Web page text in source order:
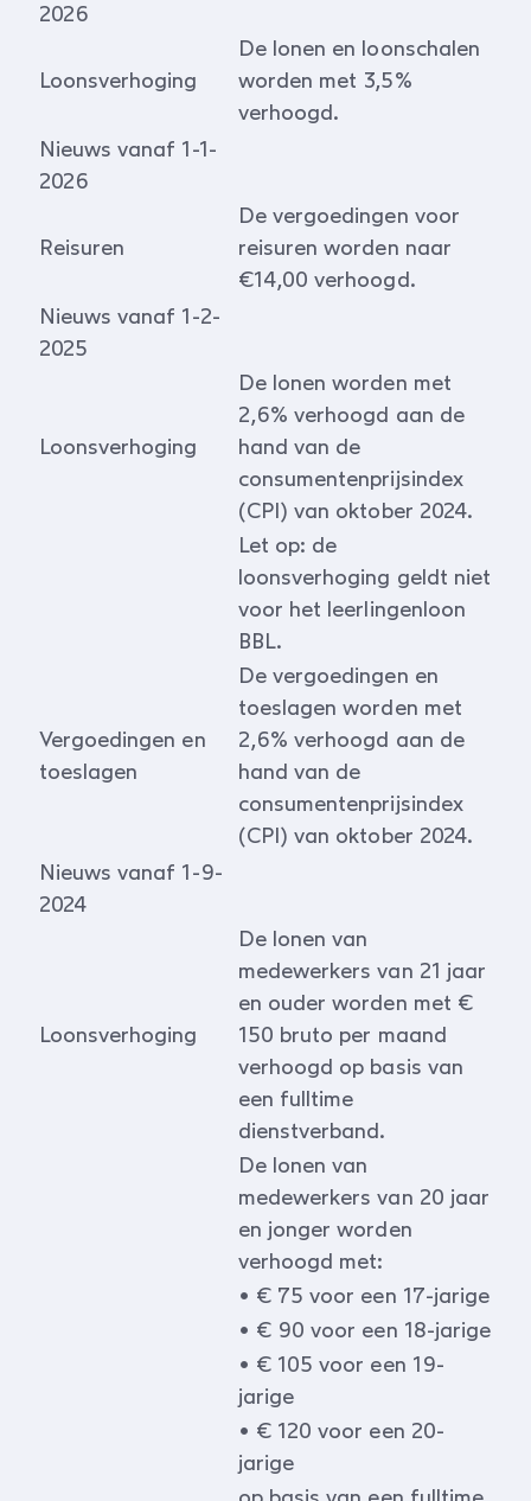
2026
Loonsverhoging
De lonen en loonschalen
worden met 3,5%
verhoogd.
Nieuws vanaf 1-1-
2026
Reisuren
De vergoedingen voor
reisuren worden naar
€14,00 verhoogd.
Nieuws vanaf 1-2-
2025
Loonsverhoging
De lonen worden met
2,6% verhoogd aan de
hand van de
consumentenprijsindex
(CPI) van oktober 2024.
Let op: de
loonsverhoging geldt niet
voor het leerlingenloon
BBL.
Vergoedingen en
toeslagen
De vergoedingen en
toeslagen worden met
2,6% verhoogd aan de
hand van de
consumentenprijsindex
(CPI) van oktober 2024.
Nieuws vanaf 1-9-
2024
Loonsverhoging
De lonen van
medewerkers van 21 jaar
en ouder worden met €
150 bruto per maand
verhoogd op basis van
een fulltime
dienstverband.
De lonen van
medewerkers van 20 jaar
en jonger worden
verhoogd met:
• € 75 voor een 17-jarige
• € 90 voor een 18-jarige
• € 105 voor een 19-
jarige
• € 120 voor een 20-
jarige